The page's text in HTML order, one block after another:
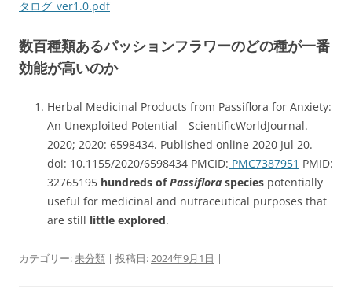
タログ_ver1.0.pdf
数百種類あるパッションフラワーのどの種が一番
効能が高いのか
Herbal Medicinal Products from Passiflora for Anxiety:
An Unexploited Potential ScientificWorldJournal.
2020; 2020: 6598434. Published online 2020 Jul 20.
doi: 10.1155/2020/6598434 PMCID: PMC7387951 PMID:
32765195 hundreds ofPassiflora species potentially
useful for medicinal and nutraceutical purposes that
are still little explored.
カテゴリー:未分類 | 投稿日:2024年9月1日 |